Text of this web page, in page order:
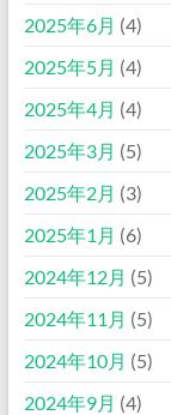
2025年6月 (4)
2025年5月 (4)
2025年4月 (4)
2025年3月 (5)
2025年2月 (3)
2025年1月 (6)
2024年12月 (5)
2024年11月 (5)
2024年10月 (5)
2024年9月 (4)